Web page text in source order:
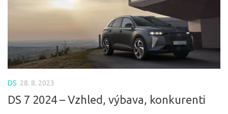
DS 28. 8. 2023
DS 7 2024 – Vzhled, výbava, konkurenti